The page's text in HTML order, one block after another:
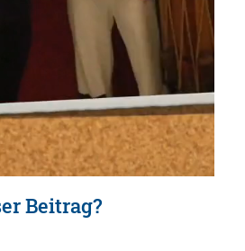
Beitrag?